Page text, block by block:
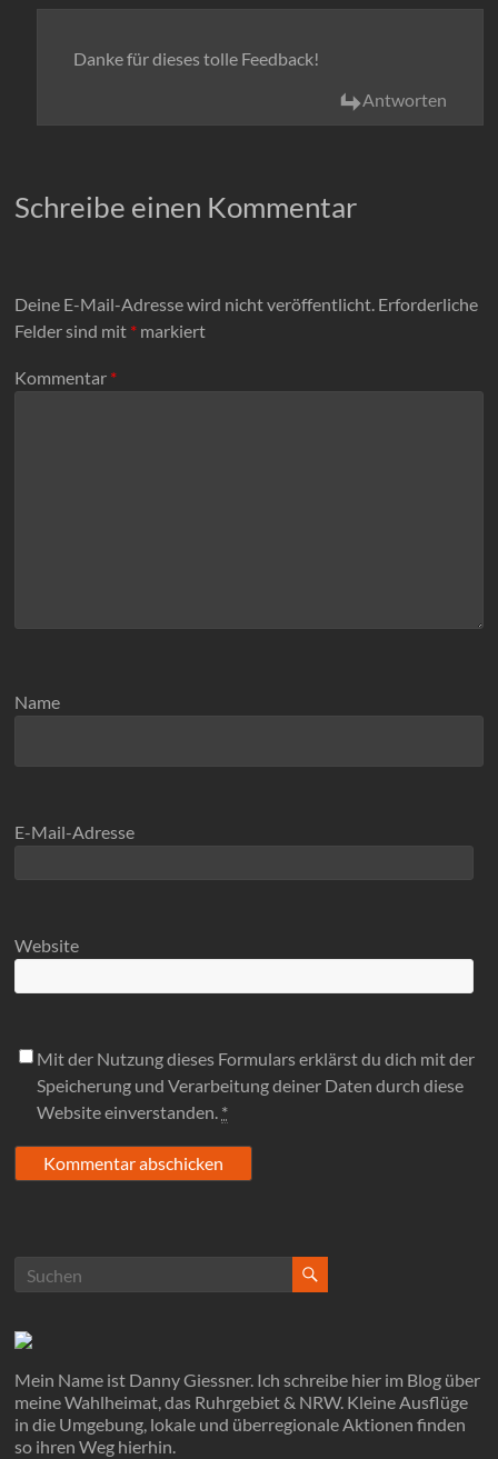
Danke für dieses tolle Feedback!
Antworten
Schreibe einen Kommentar
Deine E-Mail-Adresse wird nicht veröffentlicht. Erforderliche
Felder sind mit * markiert
Kommentar *
Name
E-Mail-Adresse
Website
Mit der Nutzung dieses Formulars erklärst du dich mit der
Speicherung und Verarbeitung deiner Daten durch diese
Website einverstanden. *
Mein Name ist Danny Giessner. Ich schreibe hier im Blog über
meine Wahlheimat, das Ruhrgebiet & NRW. Kleine Ausflüge
in die Umgebung, lokale und überregionale Aktionen finden
so ihren Weg hierhin.